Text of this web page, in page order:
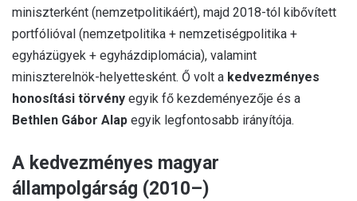
miniszterként (nemzetpolitikáért), majd 2018-tól kibővített
portfólióval (nemzetpolitika + nemzetiségpolitika +
egyházügyek + egyházdiplomácia), valamint
miniszterelnök-helyettesként. Ő volt a kedvezményes
honosítási törvény egyik fő kezdeményezője és a
Bethlen Gábor Alap egyik legfontosabb irányítója.
A kedvezményes magyar
állampolgárság (2010–)